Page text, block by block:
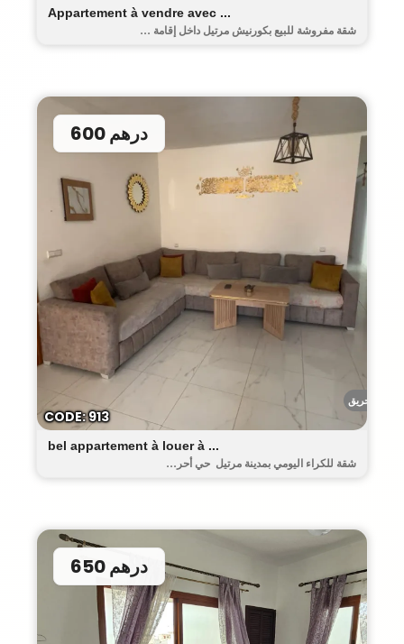
Appartement à vendre avec ...
شقة مفروشة للبيع بكورنيش مرتيل داخل إقامة ...
أحريق
bel appartement à louer à ...
600 درهم
شقة للكراء اليومي بمدينة مرتيل حي أحر...
CODE: 913
650 درهم